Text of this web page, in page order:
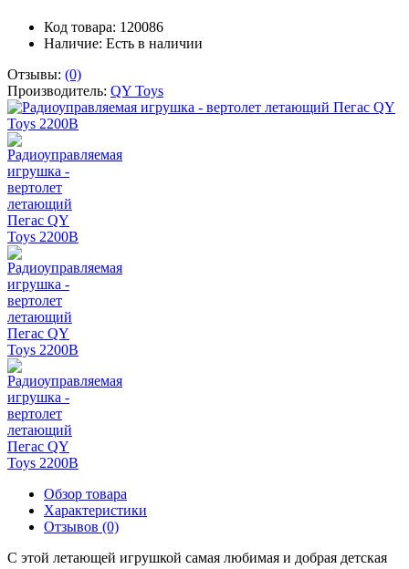
Код товара: 120086
Наличие: Есть в наличии
Отзывы: (0)
Производитель: QY Toys
Обзор товара
Характеристики
Отзывов (0)
С этой летающей игрушкой самая любимая и добрая детская